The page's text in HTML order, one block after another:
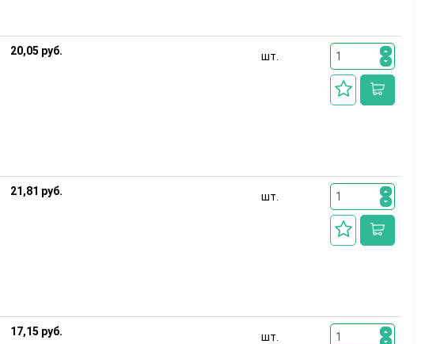
20,05 руб. шт.
21,81 руб. шт.
17,15 руб. шт.